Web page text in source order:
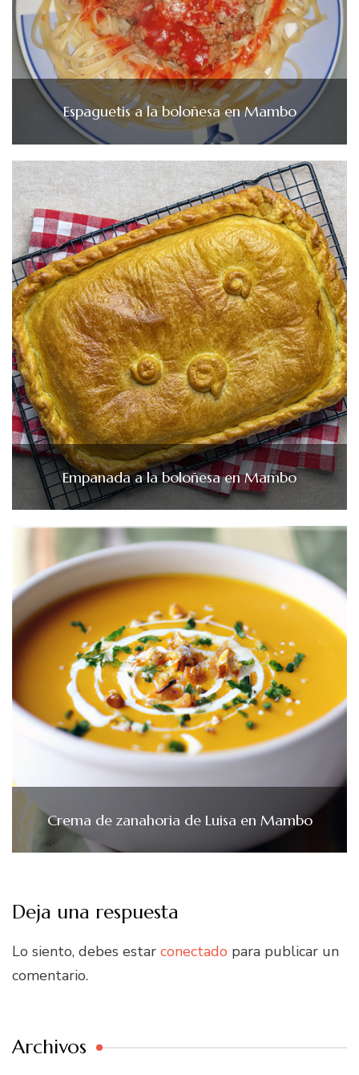
Espaguetis a la boloñesa en Mambo
Empanada a la boloñesa en Mambo
Crema de zanahoria de Luisa en Mambo
Deja una respuesta
Lo siento, debes estar conectado para publicar un
comentario.
Archivos